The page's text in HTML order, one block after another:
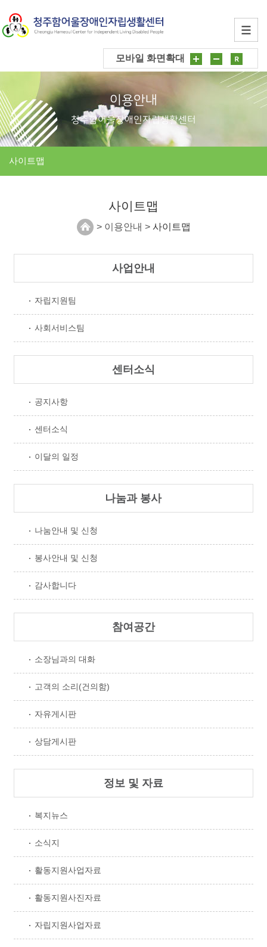
모바일 화면확대
이용안내
청주함어울장애인자립생활센터
사이트맵
사이트맵
> 이용안내 > 사이트맵
사업안내
자립지원팀
사회서비스팀
센터소식
공지사항
센터소식
이달의 일정
나눔과 봉사
나눔안내 및 신청
봉사안내 및 신청
감사합니다
참여공간
소장님과의 대화
고객의 소리(건의함)
자유게시판
상담게시판
정보 및 자료
복지뉴스
소식지
활동지원사업자료
활동지원사진자료
자립지원사업자료